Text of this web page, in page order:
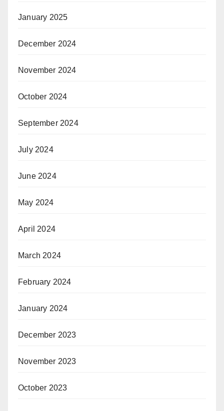
January 2025
December 2024
November 2024
October 2024
September 2024
July 2024
June 2024
May 2024
April 2024
March 2024
February 2024
January 2024
December 2023
November 2023
October 2023